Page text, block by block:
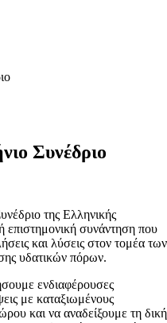
Συνέδριο
της Ελληνικής
επιστημονική συνάντηση που
και λύσεις στον τομέα των
υδατικών πόρων.
ενδιαφέρουσες
με καταξιωμένους
και να αναδείξουμε τη δική